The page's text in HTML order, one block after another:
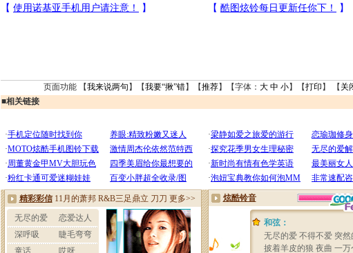
页面功能 【我来说两句 】【我要“揪”错】【推荐】【字体： 大 中 小】【打印 】 【 关
■相关链接